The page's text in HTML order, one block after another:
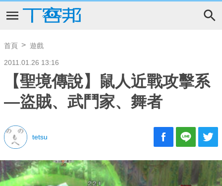
首頁 遊戲
2011.01.26 13:16
【聖境傳說】鼠人近戰攻擊系
—盜賊、武鬥家、舞者
tetsu